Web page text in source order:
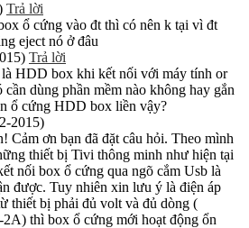
Trả lời
ổ cứng vào đt thì có nên k tại vì đt
eject nó ở đâu
Trả lời
HDD box khi kết nối với máy tính or
dùng phần mềm nào không hay gắn
ổ cứng HDD box liền vậy?
2015)
Cảm ơn bạn đã đặt câu hỏi. Theo mình
thiết bị Tivi thông minh như hiện tại
nối box ổ cứng qua ngõ cắm Usb là
được. Tuy nhiên xin lưu ý là điện áp
thiết bị phải đủ volt và đủ dòng (
thì box ổ cứng mới hoạt động ổn